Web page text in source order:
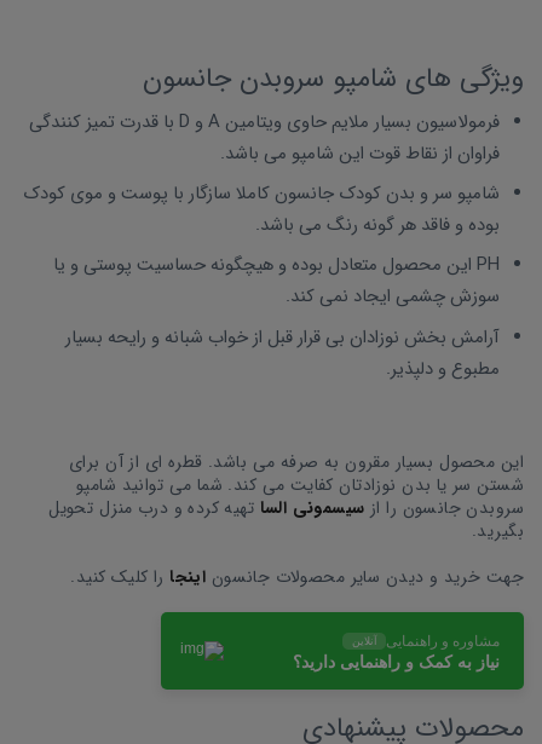
ویژگی های شامپو سروبدن جانسون
فرمولاسیون بسیار ملایم حاوی ویتامین A و D با قدرت تمیز کنندگی
فراوان از نقاط قوت این شامپو می باشد.
شامپو سر و بدن کودک جانسون کاملا سازگار با پوست و موی کودک
بوده و فاقد هر گونه رنگ می باشد.
PH این محصول متعادل بوده و هیچگونه حساسیت پوستی و یا
سوزش چشمی ایجاد نمی کند.
آرامش بخش نوزادان بی قرار قبل از خواب شبانه و رایحه بسیار
مطبوع و دلپذیر.
این محصول بسیار مقرون به صرفه می باشد. قطره ای از آن برای
شستن سر یا بدن نوزادتان کفایت می کند. شما می توانید شامپو
سروبدن جانسون را از سیسمونی السا تهیه کرده و درب منزل تحویل
بگیرید.
جهت خرید و دیدن سایر محصولات جانسون اینجا را کلیک کنید.
مشاوره و راهنمایی آنلاین
نیاز به کمک و راهنمایی دارید؟
محصولات پیشنهادی